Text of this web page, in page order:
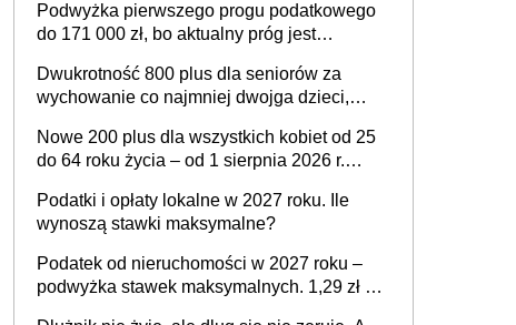
Podwyżka pierwszego progu podatkowego
do 171 000 zł, bo aktualny próg jest
– zapadła decyzja Sejmu
Dwukrotność 800 plus dla seniorów za
wychowanie co najmniej dwojga dzieci,
państwa poprzez płacenie podatków?
Zapadła decyzja Sejmu
Nowe 200 plus dla wszystkich kobiet od 25
do 64 roku życia – od 1 sierpnia 2026 r.
programu rządowego
Podatki i opłaty lokalne w 2027 roku. Ile
wynoszą stawki maksymalne?
Podatek od nieruchomości w 2027 roku –
podwyżka stawek maksymalnych. 1,29 zł za